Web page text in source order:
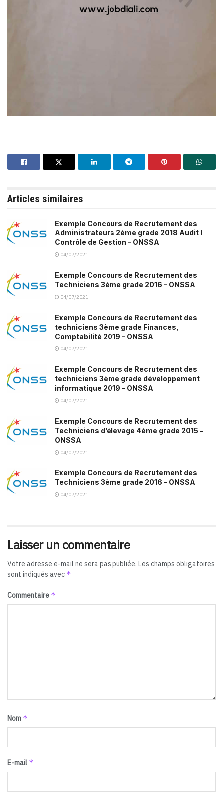
Articles similaires
Exemple Concours de Recrutement des
Administrateurs 2ème grade 2018 Audit I
Contrôle de Gestion – ONSSA
04/07/2021
Exemple Concours de Recrutement des
Techniciens 3ème grade 2016 – ONSSA
04/07/2021
Exemple Concours de Recrutement des
techniciens 3ème grade Finances,
Comptabilité 2019 – ONSSA
04/07/2021
Exemple Concours de Recrutement des
techniciens 3ème grade développement
informatique 2019 – ONSSA
04/07/2021
Exemple Concours de Recrutement des
Techniciens d’élevage 4ème grade 2015 -
ONSSA
04/07/2021
Exemple Concours de Recrutement des
Techniciens 3ème grade 2016 – ONSSA
04/07/2021
Laisser un commentaire
Votre adresse e-mail ne sera pas publiée. Les champs obligatoires
sont indiqués avec *
Commentaire *
Nom *
E-mail *